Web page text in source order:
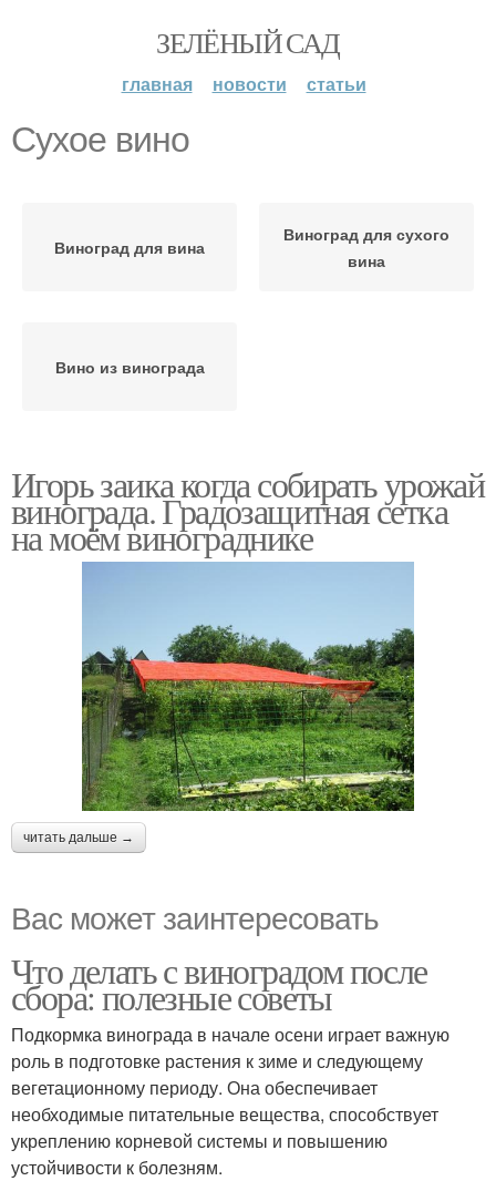
ЗЕЛЁНЫЙ САД
главная новости статьи
Сухое вино
Виноград для вина
Виноград для сухого
вина
Вино из винограда
Игорь заика когда собирать урожай
винограда. Градозащитная сетка
на моём винограднике
читать дальше →
Вас может заинтересовать
Что делать с виноградом после
сбора: полезные советы
Подкормка винограда в начале осени играет важную
роль в подготовке растения к зиме и следующему
вегетационному периоду. Она обеспечивает
необходимые питательные вещества, способствует
укреплению корневой системы и повышению
устойчивости к болезням.